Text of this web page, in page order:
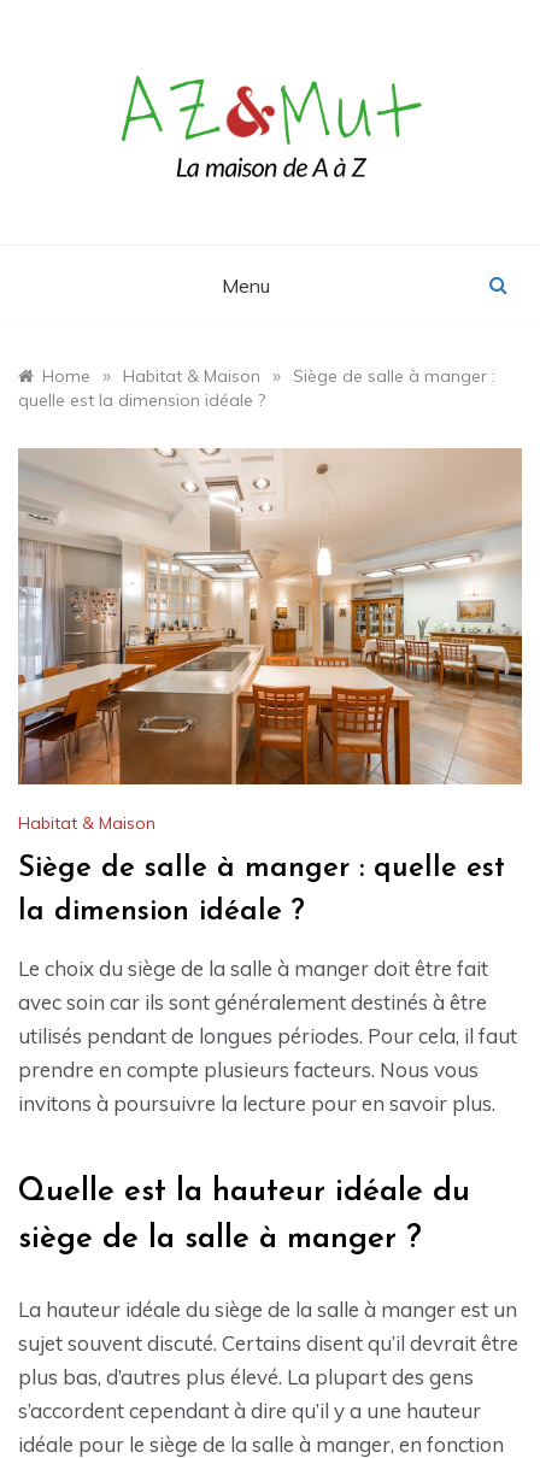
Menu
Home » Habitat & Maison »
Siège de salle à manger :
quelle est la dimension idéale ?
Habitat & Maison
Siège de salle à manger : quelle est
la dimension idéale ?
Le choix du siège de la salle à manger doit être fait
avec soin car ils sont généralement destinés à être
utilisés pendant de longues périodes. Pour cela, il faut
prendre en compte plusieurs facteurs. Nous vous
invitons à poursuivre la lecture pour en savoir plus.
Quelle est la hauteur idéale du
siège de la salle à manger ?
La hauteur idéale du siège de la salle à manger est un
sujet souvent discuté. Certains disent qu’il devrait être
plus bas, d’autres plus élevé. La plupart des gens
s’accordent cependant à dire qu’il y a une hauteur
idéale pour le siège de la salle à manger, en fonction